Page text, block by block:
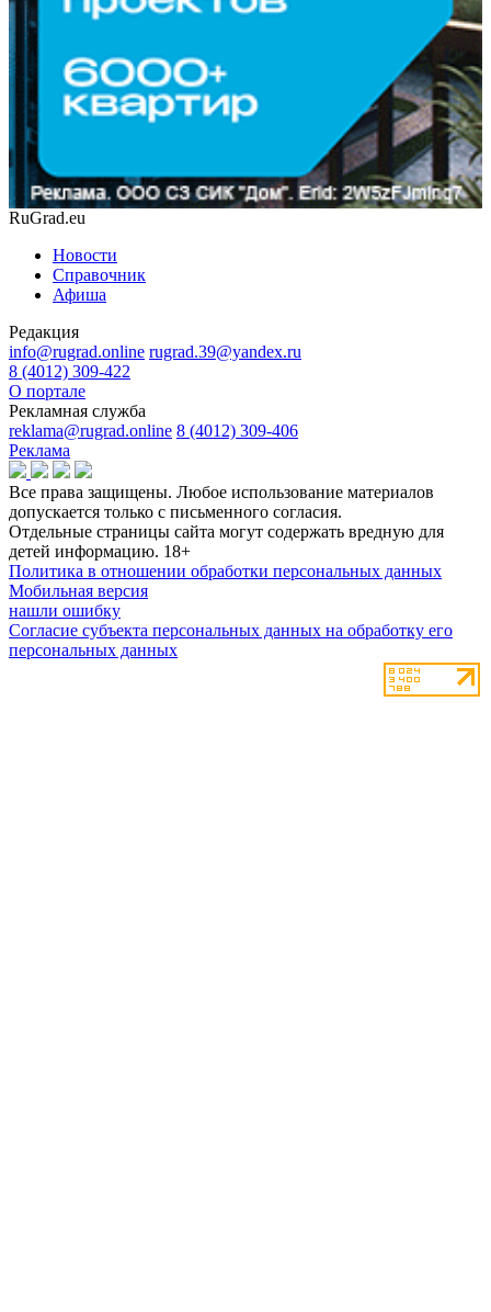
RuGrad.eu
Новости
Справочник
Афиша
Редакция
info@rugrad.online rugrad.39@yandex.ru
8 (4012) 309-422
О портале
Рекламная служба
reklama@rugrad.online 8 (4012) 309-406
Реклама
Все права защищены. Любое использование материалов
допускается только с письменного согласия.
Отдельные страницы сайта могут содержать вредную для
детей информацию. 18+
Политика в отношении обработки персональных данных
Мобильная версия
нашли ошибку
Согласие субъекта персональных данных на обработку его
персональных данных